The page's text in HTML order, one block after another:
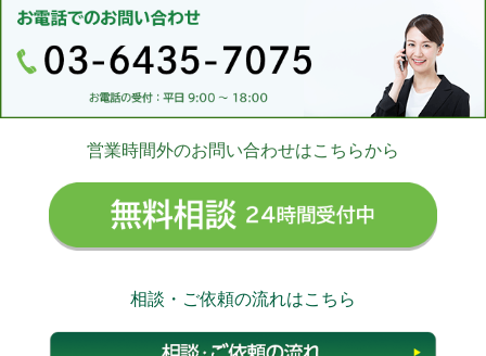
営業時間外のお問い合わせはこちらから
相談・ご依頼の流れはこちら